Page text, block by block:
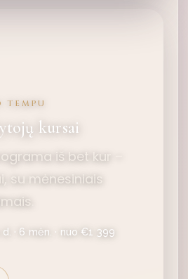
TEMPU
kursai
iš bet kur –
su mėnesiniais
· 6 mėn. · nuo €1 399